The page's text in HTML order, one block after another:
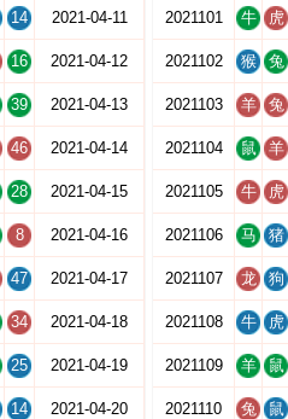
14 2021-04-11
16 2021-04-12
39 2021-04-13
46 2021-04-14
28 2021-04-15
8 2021-04-16
47 2021-04-17
34 2021-04-18
25 2021-04-19
14 2021-04-20
2021101 牛 虎
2021102 猴 兔
2021103 羊 兔
2021104 鼠 羊
2021105 牛 虎
2021106 马 猪
2021107 龙 狗
2021108 牛 虎
2021109 羊 鼠
2021110 兔 鼠